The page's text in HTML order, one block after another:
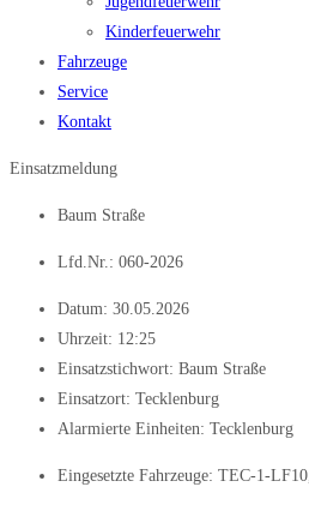
Kinderfeuerwehr
Fahrzeuge
Service
Kontakt
Einsatzmeldung
Baum Straße
Lfd.Nr.: 060-2026
Datum: 30.05.2026
Uhrzeit: 12:25
Einsatzstichwort: Baum Straße
Einsatzort: Tecklenburg
Alarmierte Einheiten: Tecklenburg
Eingesetzte Fahrzeuge: TEC-1-LF10